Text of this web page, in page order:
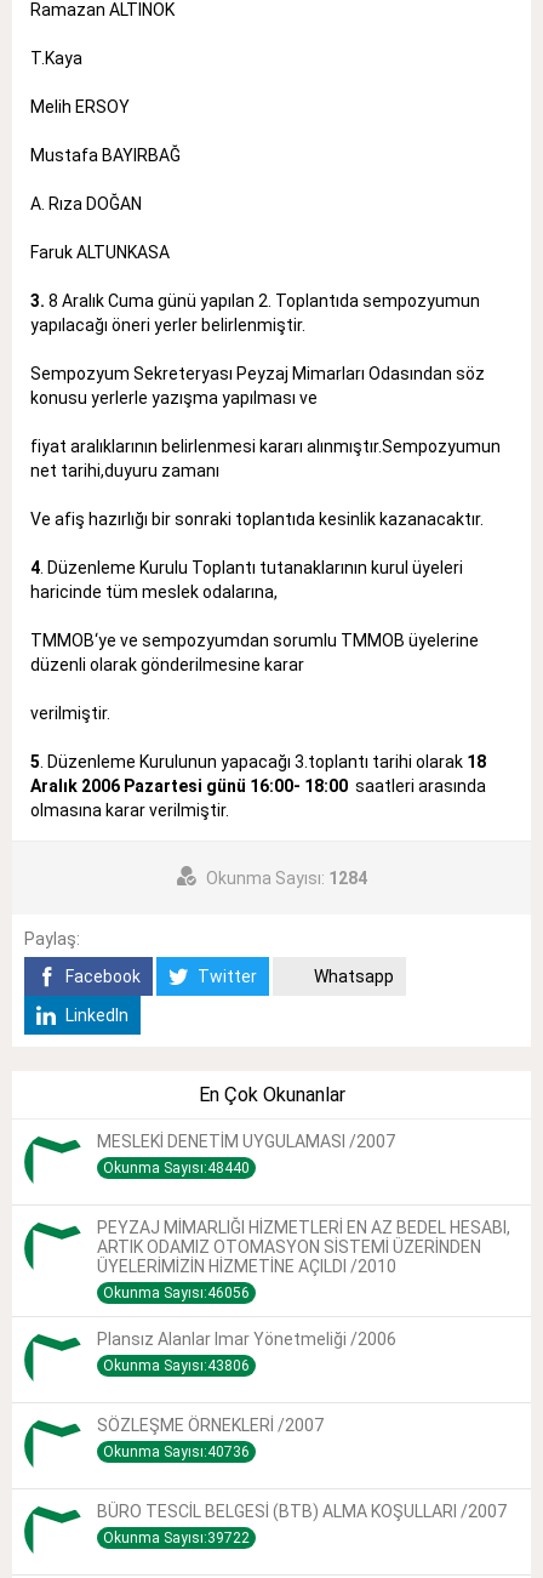
Ramazan ALTINOK
T.Kaya
Melih ERSOY
Mustafa BAYIRBAĞ
A. Rıza DOĞAN
Faruk ALTUNKASA
3. 8 Aralık Cuma günü yapılan 2. Toplantıda sempozyumun
yapılacağı öneri yerler belirlenmiştir.
Sempozyum Sekreteryası Peyzaj Mimarları Odasından söz
konusu yerlerle yazışma yapılması ve
fiyat aralıklarının belirlenmesi kararı alınmıştır.Sempozyumun
net tarihi,duyuru zamanı
Ve afiş hazırlığı bir sonraki toplantıda kesinlik kazanacaktır.
4 . Düzenleme Kurulu Toplantı tutanaklarının kurul üyeleri
haricinde tüm meslek odalarına,
TMMOB‘ye ve sempozyumdan sorumlu TMMOB üyelerine
düzenli olarak gönderilmesine karar
verilmiştir.
5 . Düzenleme Kurulunun yapacağı 3.toplantı tarihi olarak 18
Aralık 2006 Pazartesi günü 16:00- 18:00 saatleri arasında
olmasına karar verilmiştir.
Okunma Sayısı: 1284
Paylaş:
Facebook
Twitter
Whatsapp
LinkedIn
En Çok Okunanlar
MESLEKİ DENETİM UYGULAMASI /2007
Okunma Sayısı:48440
PEYZAJ MİMARLIĞI HİZMETLERİ EN AZ BEDEL HESABI,
ARTIK ODAMIZ OTOMASYON SİSTEMİ ÜZERİNDEN
ÜYELERİMİZİN HİZMETİNE AÇILDI /2010
Okunma Sayısı:46056
Plansız Alanlar Imar Yönetmeliği /2006
Okunma Sayısı:43806
SÖZLEŞME ÖRNEKLERİ /2007
Okunma Sayısı:40736
BÜRO TESCİL BELGESİ (BTB) ALMA KOŞULLARI /2007
Okunma Sayısı:39722